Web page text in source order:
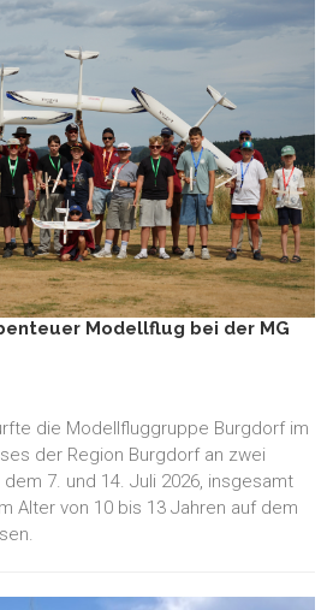
Modellflug bei der MG
die Modellfluggruppe Burgdorf im
der Region Burgdorf an zwei
7. und 14. Juli 2026, insgesamt
Alter von 10 bis 13 Jahren auf dem